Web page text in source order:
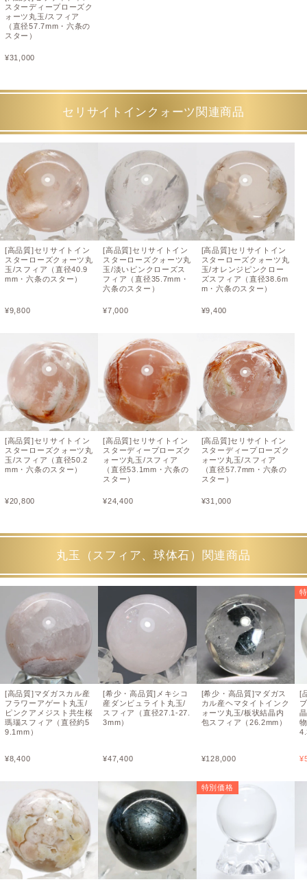
スターディープローズク
ォーツ丸玉/スフィア
（直径57.7mm・六条の
スター）
¥31,000
セリサイトインクォーツ関連商品
[高品質]セリサイトイン
スターローズクォーツ丸
玉/スフィア（直径40.9
mm・六条のスター）
¥9,800
[高品質]セリサイトイン
スターローズクォーツ丸
玉/スフィア（直径50.2
mm・六条のスター）
¥20,800
[高品質]セリサイトイン
スターローズクォーツ丸
玉/淡いピンクローズス
フィア（直径35.7mm・
六条のスター）
¥7,000
[高品質]セリサイトイン
スターディープローズク
ォーツ丸玉/スフィア
（直径53.1mm・六条の
スター）
¥24,400
[高品質]セリサイトイン
スターローズクォーツ丸
玉/オレンジピンクロー
ズスフィア（直径38.6m
m・六条のスター）
¥9,400
[高品質]セリサイトイン
スターディープローズク
ォーツ丸玉/スフィア
（直径57.7mm・六条の
スター）
¥31,000
丸玉（スフィア、球体石）関連商品
[高品質]マダガスカル産
フラワーアゲート丸玉/
ピンクアメジスト共生桜
瑪瑙スフィア（直径約5
9.1mm）
¥8,400
[希少・高品質]メキシコ
産ダンビュライト丸玉/
スフィア（直径27.1-27.
3mm）
¥47,400
[希少・高品質]マダガス
カル産ヘマタイトインク
ォーツ丸玉/板状結晶内
包スフィア（26.2mm）
¥128,000
特別価格
[
¥